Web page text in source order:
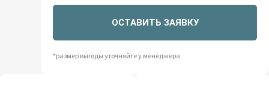
ОСТАВИТЬ ЗАЯВКУ
*размер выгоды уточняйте у менеджера